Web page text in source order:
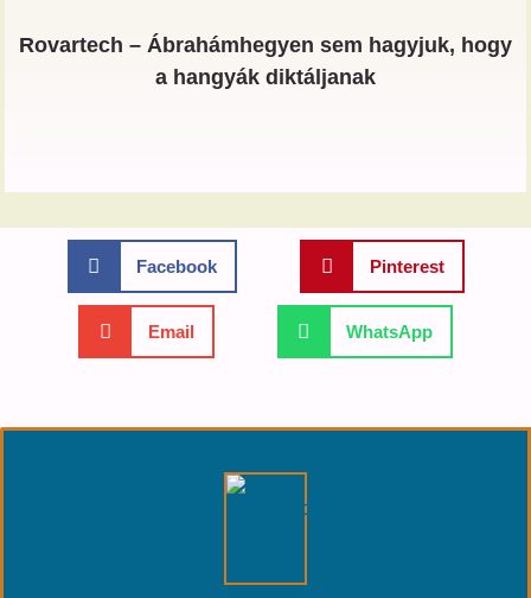
Rovartech – Ábrahámhegyen sem hagyjuk, hogy
a hangyák diktáljanak
Facebook Pinterest
Email WhatsApp